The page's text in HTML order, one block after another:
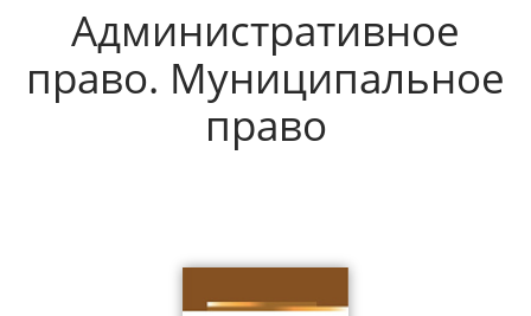
Административное
право. Муниципальное
право